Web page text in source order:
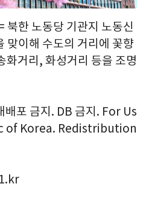
북한 노동당 기관지 노동신
맞이해 수도의 거리에 꽃향
화거리, 화성거리 등을 조명
배포 금지. DB 금지. For Us
of Korea. Redistribution